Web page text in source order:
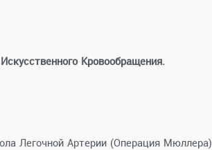
Кровообращения.
Легочной Артерии (Операция Мюллера).